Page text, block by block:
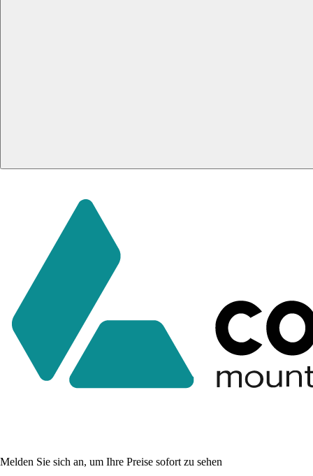
Melden Sie sich an, um Ihre Preise sofort zu sehen